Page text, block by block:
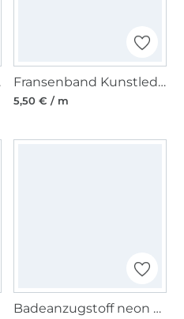
Fransenband Kunstleder 12 cm graubraun
5,50 € / m
Badeanzugstoff neon pink